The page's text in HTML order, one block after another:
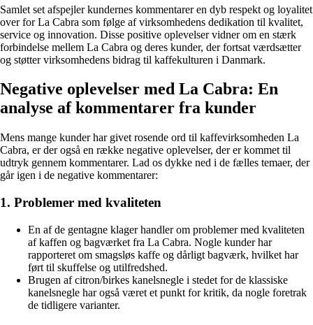
Samlet set afspejler kundernes kommentarer en dyb respekt og loyalitet
over for La Cabra som følge af virksomhedens dedikation til kvalitet,
service og innovation. Disse positive oplevelser vidner om en stærk
forbindelse mellem La Cabra og deres kunder, der fortsat værdsætter
og støtter virksomhedens bidrag til kaffekulturen i Danmark.
Negative oplevelser med La Cabra: En
analyse af kommentarer fra kunder
Mens mange kunder har givet rosende ord til kaffevirksomheden La
Cabra, er der også en række negative oplevelser, der er kommet til
udtryk gennem kommentarer. Lad os dykke ned i de fælles temaer, der
går igen i de negative kommentarer:
1. Problemer med kvaliteten
En af de gentagne klager handler om problemer med kvaliteten
af kaffen og bagværket fra La Cabra. Nogle kunder har
rapporteret om smagsløs kaffe og dårligt bagværk, hvilket har
ført til skuffelse og utilfredshed.
Brugen af citron/birkes kanelsnegle i stedet for de klassiske
kanelsnegle har også været et punkt for kritik, da nogle foretrak
de tidligere varianter.